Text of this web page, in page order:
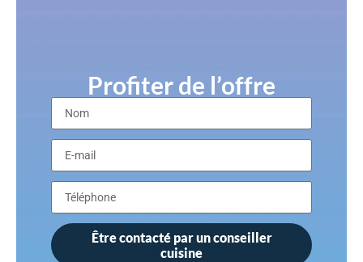
Profiter de l’offre
Être contacté par un conseiller
cuisine